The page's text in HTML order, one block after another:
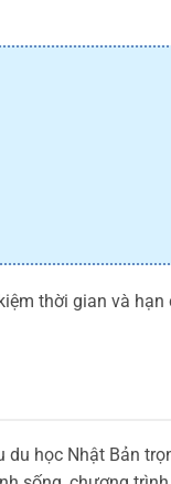
thời gian và
học Nhật Bản